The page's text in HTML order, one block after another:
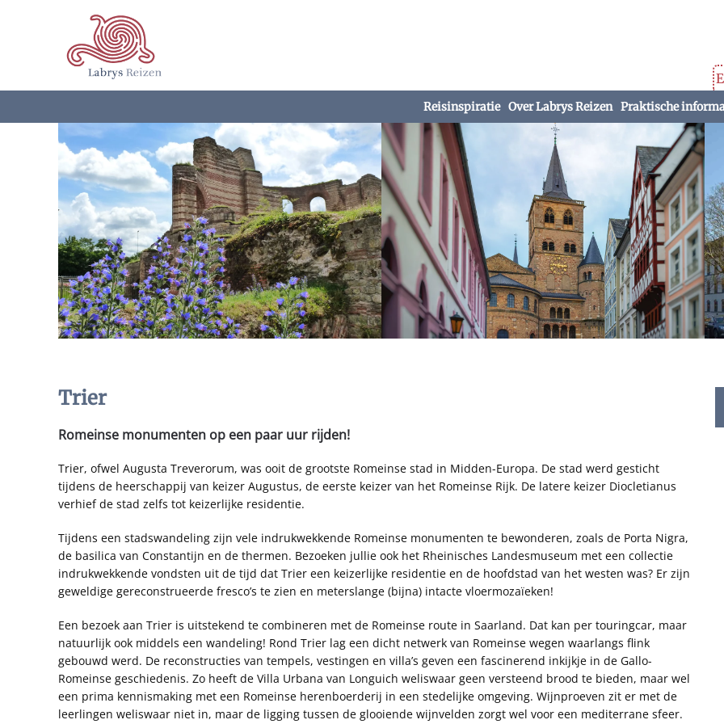
Terug naar hoofdinhoud
Reisinspiratie Over Labrys Reizen Praktische
Trier
Romeinse monumenten op een paar uur rijden!
Trier, ofwel Augusta Treverorum, was ooit de grootste Romeinse stad in Midden-Europa. De stad werd gesticht
tijdens de heerschappij van keizer Augustus, de eerste keizer van het Romeinse Rijk. De latere keizer Diocletianus
verhief de stad zelfs tot keizerlijke residentie.
Tijdens een stadswandeling zijn vele indrukwekkende Romeinse monumenten te bewonderen, zoals de Porta Nigra,
de basilica van Constantijn en de thermen. Bezoeken jullie ook het Rheinisches Landesmuseum met een collectie
indrukwekkende vondsten uit de tijd dat Trier een keizerlijke residentie en de hoofdstad van het westen was? Er zijn
geweldige gereconstrueerde fresco’s te zien en meterslange (bijna) intacte vloermozaïeken!
Een bezoek aan Trier is uitstekend te combineren met de Romeinse route in Saarland. Dat kan per touringcar, maar
natuurlijk ook middels een wandeling! Rond Trier lag een dicht netwerk van Romeinse wegen waarlangs flink
gebouwd werd. De reconstructies van tempels, vestingen en villa’s geven een fascinerend inkijkje in de Gallo-
Romeinse geschiedenis. Zo heeft de Villa Urbana van Longuich weliswaar geen versteend brood te bieden, maar wel
een prima kennismaking met een Romeinse herenboerderij in een stedelijke omgeving. Wijnproeven zit er met de
leerlingen weliswaar niet in, maar de ligging tussen de glooiende wijnvelden zorgt wel voor een mediterrane sfeer.